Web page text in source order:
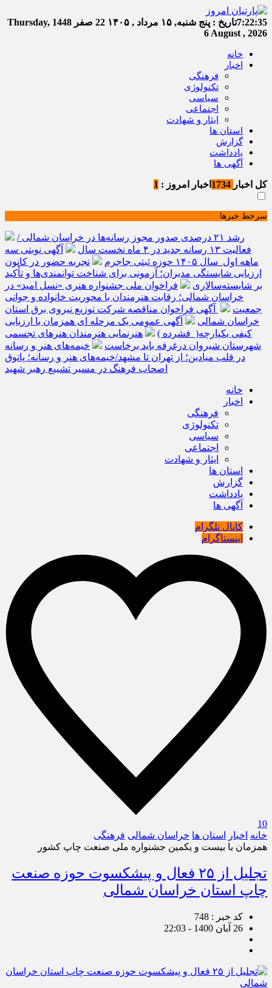
7:22:35تاریخ : پنج شنبه, ۱۵ مرداد , ۱۴۰۵ 22 صفر 1448
Thursday,
6 August , 2026
خانه
اخبار
فرهنگی
تکنولوژی
سیاسی
اجتماعی
ایثار و شهادت
استان ها
گزارش
یادداشت
آگهی ها
کل اخبار اخبار امروز : 1
سرخط خبرها
رشد ۲۱ درصدی صدور مجوز رسانه‌ها در خراسان شمالی /
فعالیت ۱۳ رسانه جدید در ۴ ماه نخست سال
آگهی نوبتی سه
ماهه اول سال ۱۴۰۵ حوزه ثبتی جاجرم
تجربه حضور در کانون
ارزیابی شایستگی مدیران؛ آزمونی برای شناخت توانمندی‌ها و تأکید
بر شایسته‌سالاری
فراخوان ملی جشنواره هنری «نسل امید» در
خراسان شمالی؛ رقابت هنرمندان با محوریت خانواده و جوانی
جمعیت
آگهی فراخوان مناقصه شرکت توزیع نیروی برق استان
خراسان شمالی
آگهی عمومی یک مرحله ای همزمان با ارزیابی
کیفی یکپارچه( فشرده )
هنرنمایی هنرمندان هنرهای تجسمی
شهرستان شیروان درغرفه باید برخاست
خیمه‌های هنر و رسانه
در قلب میادین؛ از تهران تا مشهد/خیمه‌های هنر و رسانه؛ پاتوق
اصحاب فرهنگ در مسیر تشییع رهبر شهید
خانه
اخبار
فرهنگی
تکنولوژی
سیاسی
اجتماعی
ایثار و شهادت
استان ها
گزارش
یادداشت
آگهی ها
کانال تلگرام
اینستاگرام
10
خانه اخبار استان ها خراسان شمالی فرهنگی
همزمان با بیست و یکمین جشنواره ملی صنعت چاپ کشور
تجلیل از ۲۵ فعال و پیشکسوت حوزه صنعت
چاپ استان خراسان شمالی
کد خبر : 748
26 آبان 1400 - 22:03